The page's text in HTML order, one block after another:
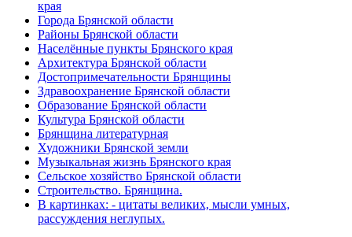
края
Города Брянской области
Районы Брянской области
Населённые пункты Брянского края
Архитектура Брянской области
Достопримечательности Брянщины
Здравоохранение Брянской области
Образование Брянской области
Культура Брянской области
Брянщина литературная
Художники Брянской земли
Музыкальная жизнь Брянского края
Сельское хозяйство Брянской области
Строительство. Брянщина.
В картинках: - цитаты великих, мысли умных,
рассуждения неглупых.